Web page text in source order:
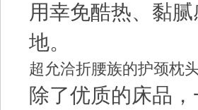
用幸免酷热、黏
地。
超允洽折腰族的护颈枕
除了优质的床品